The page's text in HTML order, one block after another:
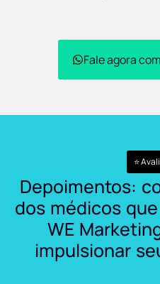
Fale agora
⭐
Depoimentos:
dos médicos
WE
impulsionar